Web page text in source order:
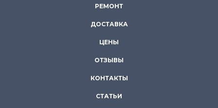
РЕМОНТ
ДОСТАВКА
ЦЕНЫ
ОТЗЫВЫ
КОНТАКТЫ
СТАТЬИ